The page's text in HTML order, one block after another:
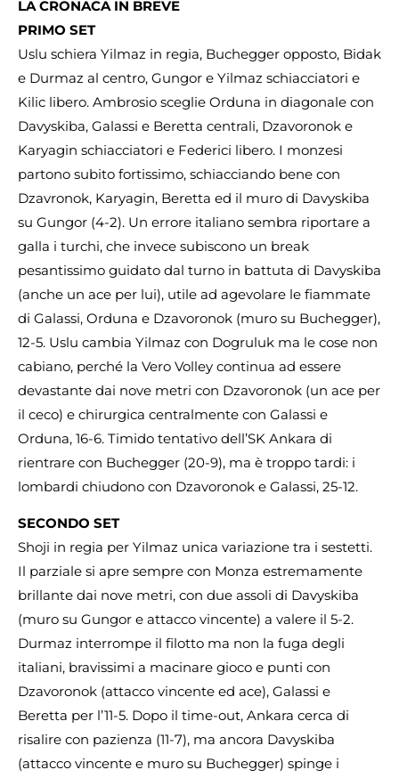
LA CRONACA IN BREVE
PRIMO SET
Uslu schiera Yilmaz in regia, Buchegger opposto, Bidak
e Durmaz al centro, Gungor e Yilmaz schiacciatori e
Kilic libero. Ambrosio sceglie Orduna in diagonale con
Davyskiba, Galassi e Beretta centrali, Dzavoronok e
Karyagin schiacciatori e Federici libero. I monzesi
partono subito fortissimo, schiacciando bene con
Dzavronok, Karyagin, Beretta ed il muro di Davyskiba
su Gungor (4-2). Un errore italiano sembra riportare a
galla i turchi, che invece subiscono un break
pesantissimo guidato dal turno in battuta di Davyskiba
(anche un ace per lui), utile ad agevolare le fiammate
di Galassi, Orduna e Dzavoronok (muro su Buchegger),
12-5. Uslu cambia Yilmaz con Dogruluk ma le cose non
cabiano, perché la Vero Volley continua ad essere
devastante dai nove metri con Dzavoronok (un ace per
il ceco) e chirurgica centralmente con Galassi e
Orduna, 16-6. Timido tentativo dell’SK Ankara di
rientrare con Buchegger (20-9), ma è troppo tardi: i
lombardi chiudono con Dzavoronok e Galassi, 25-12.
SECONDO SET
Shoji in regia per Yilmaz unica variazione tra i sestetti.
Il parziale si apre sempre con Monza estremamente
brillante dai nove metri, con due assoli di Davyskiba
(muro su Gungor e attacco vincente) a valere il 5-2.
Durmaz interrompe il filotto ma non la fuga degli
italiani, bravissimi a macinare gioco e punti con
Dzavoronok (attacco vincente ed ace), Galassi e
Beretta per l’11-5. Dopo il time-out, Ankara cerca di
risalire con pazienza (11-7), ma ancora Davyskiba
(attacco vincente e muro su Buchegger) spinge i